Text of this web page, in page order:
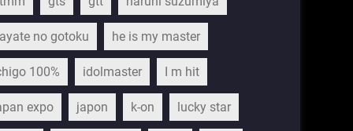
no gotoku he is my master
100% idolmaster I m hit
expo japon k-on lucky star